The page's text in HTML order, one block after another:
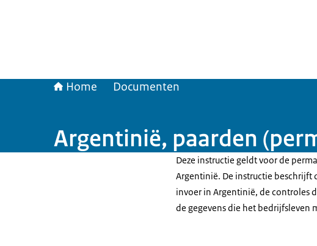
Home Documenten
Argentinië, paarden
Deze instructie geldt voor de
Argentinië. De instructie beschrijft
invoer in Argentinië, de controles
de gegevens die het bedrijfsleven